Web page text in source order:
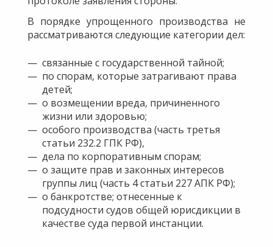
В порядке упрощенного производства не
рассматриваются следующие категории дел:
связанные с государственной тайной;
по спорам, которые затрагивают права
детей;
о возмещении вреда, причиненного
жизни или здоровью;
особого производства (часть третья
статьи 232.2 ГПК РФ),
дела по корпоративным спорам;
о защите прав и законных интересов
группы лиц (часть 4 статьи 227 АПК РФ);
о банкротстве; отнесенные к
подсудности судов общей юрисдикции в
качестве суда первой инстанции.